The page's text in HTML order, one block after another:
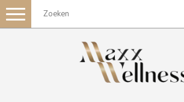
Toggle
navigation